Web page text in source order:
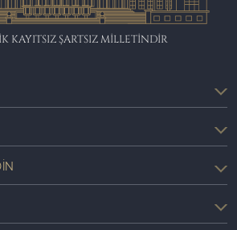
KAYITSIZ ŞARTSIZ MİLLETİNDİR